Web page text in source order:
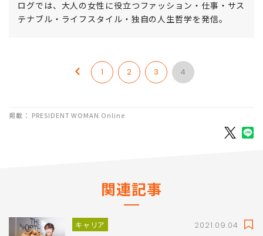
ログでは、大人の女性に役立つファッション・仕事・サス
テナブル・ライフスタイル・独自の人生哲学を発信。
1 2 3 4
掲載： PRESIDENT WOMAN Online
関連記事
キャリア 2021.09.04